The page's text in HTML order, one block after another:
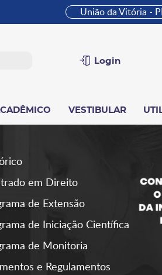
União da Vitória -
Login
VESTIBULAR
em Direito
de Extensão
de Iniciação Científica
de Monitoria
e Regulamentos